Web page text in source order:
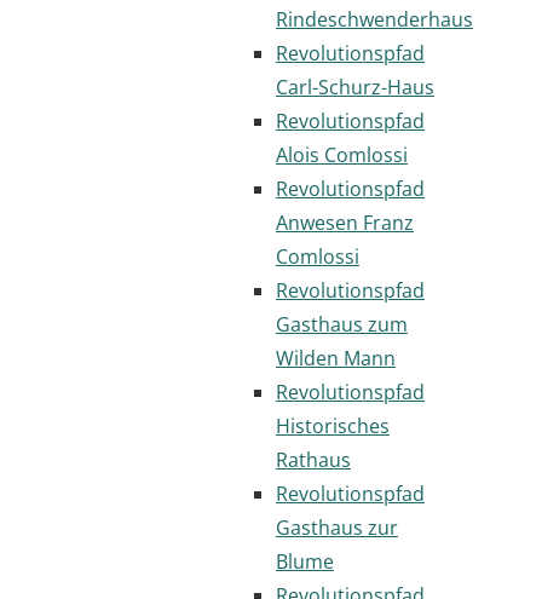
Rindeschwenderhaus
Revolutionspfad
Carl-Schurz-Haus
Revolutionspfad
Alois Comlossi
Revolutionspfad
Anwesen Franz
Comlossi
Revolutionspfad
Gasthaus zum
Wilden Mann
Revolutionspfad
Historisches
Rathaus
Revolutionspfad
Gasthaus zur
Blume